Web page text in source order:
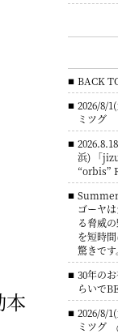
BACK
2026/8/
ミツグ
浜) 「
“orbis”
Summer
ゴーヤ
る脅威
を短時
驚きです
30年の
らいで
2026/8/
ミツグ